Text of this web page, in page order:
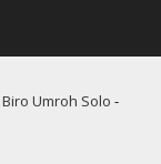
Biro Umroh Solo -